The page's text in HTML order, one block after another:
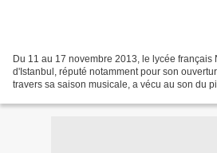
Du 11 au 17 novembre 2013, le lycée français
d'Istanbul, réputé notamment pour son
travers sa saison musicale, a vécu au son du